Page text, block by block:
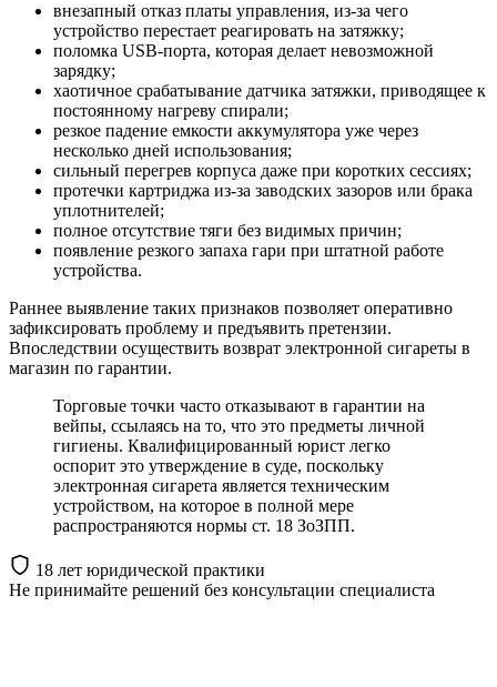
внезапный отказ платы управления, из-за чего
устройство перестает реагировать на затяжку;
поломка USB-порта, которая делает невозможной
зарядку;
хаотичное срабатывание датчика затяжки, приводящее к
постоянному нагреву спирали;
резкое падение емкости аккумулятора уже через
несколько дней использования;
сильный перегрев корпуса даже при коротких сессиях;
протечки картриджа из-за заводских зазоров или брака
уплотнителей;
полное отсутствие тяги без видимых причин;
появление резкого запаха гари при штатной работе
устройства.
Раннее выявление таких признаков позволяет оперативно
зафиксировать проблему и предъявить претензии.
Впоследствии осуществить возврат электронной сигареты в
магазин по гарантии.
Торговые точки часто отказывают в гарантии на
вейпы, ссылаясь на то, что это предметы личной
гигиены. Квалифицированный юрист легко
оспорит это утверждение в суде, поскольку
электронная сигарета является техническим
устройством, на которое в полной мере
распространяются нормы ст. 18 ЗоЗПП.
18 лет юридической практики
Не принимайте решений без консультации специалиста